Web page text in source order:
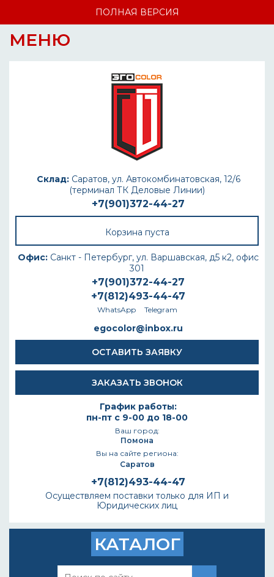
ПОЛНАЯ ВЕРСИЯ
МЕНЮ
Склад:Саратов, ул. Автокомбинатовская, 12/6
(терминал ТК Деловые Линии)
+7(901)372-44-27
Корзина пуста
Офис: Санкт - Петербург, ул. Варшавская, д5 к2, офис
301
+7(901)372-44-27
+7(812)493-44-47
WhatsApp Telegram
egocolor@inbox.ru
ОСТАВИТЬ ЗАЯВКУ
ЗАКАЗАТЬ ЗВОНОК
График работы:
пн-пт с 9-00 до 18-00
Ваш город:
Помона
Вы на сайте региона:
Саратов
+7(812)493-44-47
Осуществляем поставки только для ИП и
Юридических лиц
КАТАЛОГ